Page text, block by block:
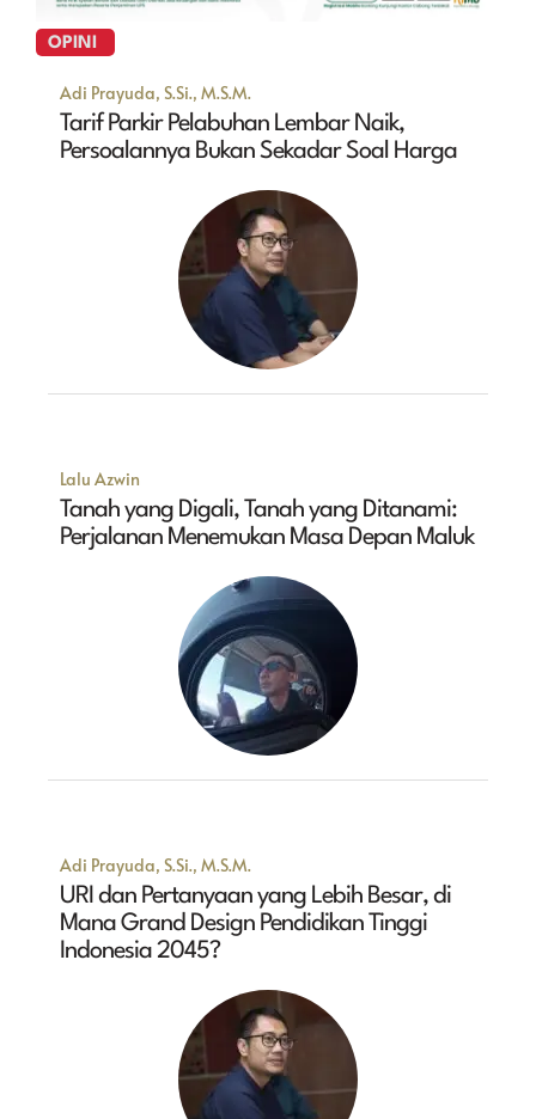
OPINI
Adi Prayuda, S.Si., M.S.M.
Tarif Parkir Pelabuhan Lembar Naik,
Persoalannya Bukan Sekadar Soal Harga
Lalu Azwin
Tanah yang Digali, Tanah yang Ditanami:
Perjalanan Menemukan Masa Depan Maluk
Adi Prayuda, S.Si., M.S.M.
URI dan Pertanyaan yang Lebih Besar, di
Mana Grand Design Pendidikan Tinggi
Indonesia 2045?